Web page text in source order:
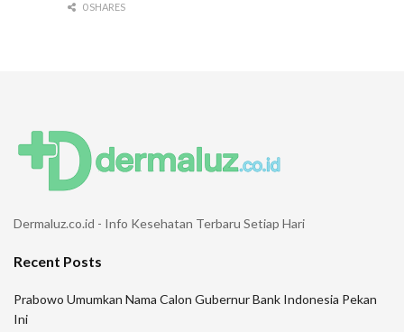
0 SHARES
Dermaluz.co.id - Info Kesehatan Terbaru Setiap Hari
Recent Posts
Prabowo Umumkan Nama Calon Gubernur Bank Indonesia Pekan
Ini